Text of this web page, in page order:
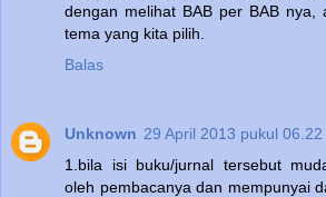
dengan melihat BAB per BAB nya,
tema yang kita pilih.
Balas
Unknown 29 April 2013 pukul 06.22
1.bila isi buku/jurnal tersebut
oleh pembacanya dan mempunyai